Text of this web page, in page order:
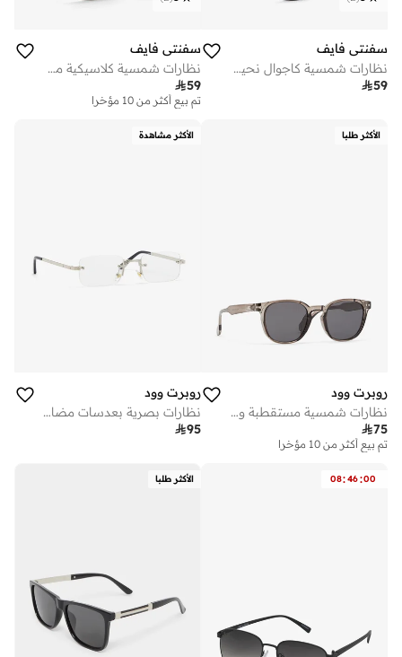
سفنتي فايف
نظارات شمسية كاجوال نحيفة
59
سفنتي فايف
نظارات شمسية كلاسيكية مستطيلة
59
تم بيع أكثر من 10 مؤخرا
الأكثر طلبا
روبرت وود
نظارات شمسية مستقطبة وايفارير
75
تم بيع أكثر من 10 مؤخرا
الأكثر مشاهدة
روبرت وود
نظارات بصرية بعدسات مضادة للضوء الأزرق
95
08:46:00 الأكثر طلبا